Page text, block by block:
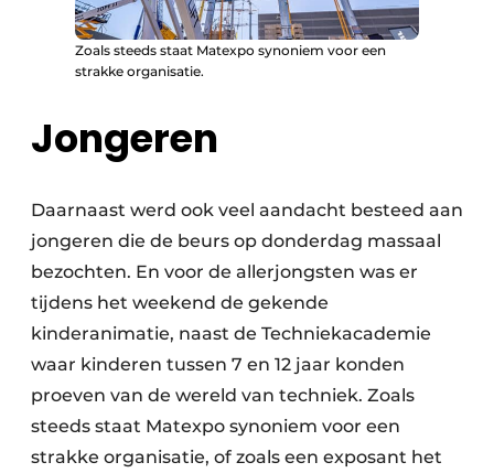
Zoals steeds staat Matexpo synoniem voor een
strakke organisatie.
Jongeren
Daarnaast werd ook veel aandacht besteed aan
jongeren die de beurs op donderdag massaal
bezochten. En voor de allerjongsten was er
tijdens het weekend de gekende
kinderanimatie, naast de Techniekacademie
waar kinderen tussen 7 en 12 jaar konden
proeven van de wereld van techniek. Zoals
steeds staat Matexpo synoniem voor een
strakke organisatie, of zoals een exposant het